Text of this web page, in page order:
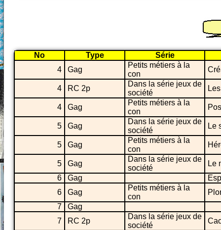
No Type
Série
4
Gag
Petits métiers à la
con
4 RC 2p
Dans la série jeux de
société
4 Gag
Petits métiers à la
con
5 Gag
Dans la série jeux de
société
Le
5 Gag
Petits métiers à la
con
5 Gag
Dans la série jeux de
société
Le
6
Gag
6
Gag
Petits métiers à la
con
7
Gag
7
RC 2p
Dans la série jeux de
société